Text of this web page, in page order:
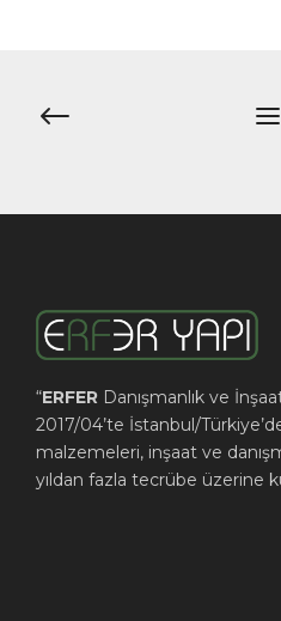
Post
“ERFER Danışmanlık ve
2017/04’te İstanbul/
malzemeleri, inşaat ve
yıldan fazla tecrübe üzerine